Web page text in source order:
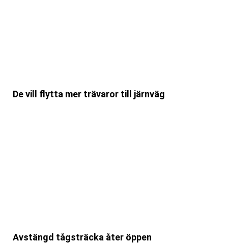
De vill flytta mer trävaror till järnväg
Avstängd tågsträcka åter öppen